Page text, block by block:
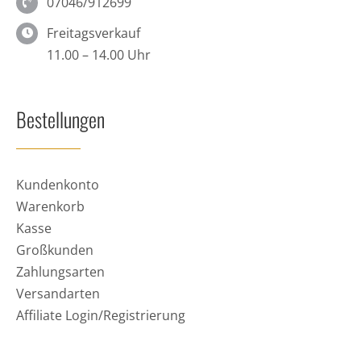
Freitagsverkauf
11.00 – 14.00 Uhr
Bestellungen
Kundenkonto
Warenkorb
Kasse
Großkunden
Zahlungsarten
Versandarten
Affiliate Login/Registrierung